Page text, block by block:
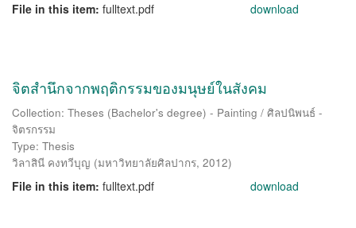
File in this item: fulltext.pdf download
จิตสำนึกจากพฤติกรรมของมนุษย์ในสังคม
Collection: Theses (Bachelor's degree) - Painting / ศิลปนิพนธ์ -
จิตรกรรม
Type: Thesis
วิลาสินี คงทวีบุญ (มหาวิทยาลัยศิลปากร, 2012)
File in this item: fulltext.pdf download